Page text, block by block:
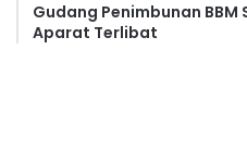
Gudang Penimbunan
Aparat Terlibat